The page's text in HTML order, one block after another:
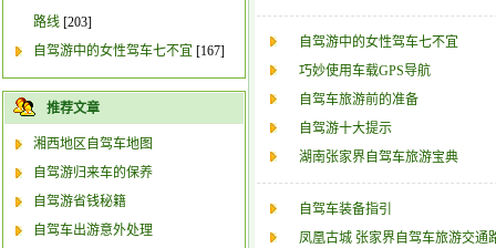
路线 [203]
自驾游中的女性驾车七不宜 [167]
推荐文章
湘西地区自驾车地图
自驾游归来车的保养
自驾游省钱秘籍
自驾车出游意外处理
自驾游中的女性驾车七不宜
巧妙使用车载GPS导航
自驾车旅游前的准备
自驾游十大提示
湖南张家界自驾车旅游宝典
自驾车装备指引
凤凰古城 张家界自驾车旅游交通